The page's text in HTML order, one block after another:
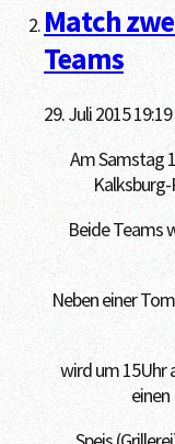
Match
Teams
29. Juli 2015 19:19
Am Samstag
Beide Teams
Neben einer
wird um 15Uhr